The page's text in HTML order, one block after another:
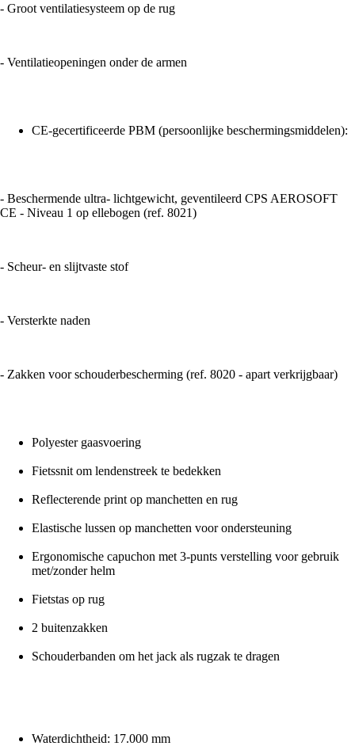
- Groot ventilatiesysteem op de rug
- Ventilatieopeningen onder de armen
CE-gecertificeerde PBM (persoonlijke beschermingsmiddelen):
- Beschermende ultra- lichtgewicht, geventileerd CPS AEROSOFT
CE - Niveau 1 op ellebogen (ref. 8021)
- Scheur- en slijtvaste stof
- Versterkte naden
- Zakken voor schouderbescherming (ref. 8020 - apart verkrijgbaar)
Polyester gaasvoering
Fietssnit om lendenstreek te bedekken
Reflecterende print op manchetten en rug
Elastische lussen op manchetten voor ondersteuning
Ergonomische capuchon met 3-punts verstelling voor gebruik
met/zonder helm
Fietstas op rug
2 buitenzakken
Schouderbanden om het jack als rugzak te dragen
Waterdichtheid: 17.000 mm